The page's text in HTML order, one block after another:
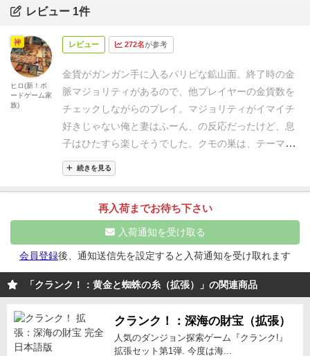
レビュー 1件
レビュー 272名が参考
金貨がガンガン手に入るパリピな鉱山面。 終了時の金
脈マジョリティがあるので、他プレイヤーの金貨数を
チェックしながらのプレイ。 マジョリティがイマイチ
好きじゃない俺と妻はふーん、の反応だったけど、息
子はひたすら楽しそうでした。
クモの巣は、テーマ通
りクモの巣が絡まってくる感じで、いつもよりも通路
を進むのが難航。
て着実はプレイをしていくことが必要で、これはカー
ドをパワーアップさせるのが大好きな俺的に結構好み
家族の評価やルール詳細などは下記ブログ
で。
続きを見る
神
ヒロ(新！ボ
ードゲーム家
族)
再入荷までお待ち下さい
入荷通知を受け取る
会員登録後、通知送信先を設定すると入荷通知を受け取れます
「クランク！：黄金と蜘蛛の糸（拡張）」の関連商品
クランク！：深海の財宝（拡張）
人気のダンジョン探索ゲーム『クランク!』
拡張セット第1弾. 今度は海...